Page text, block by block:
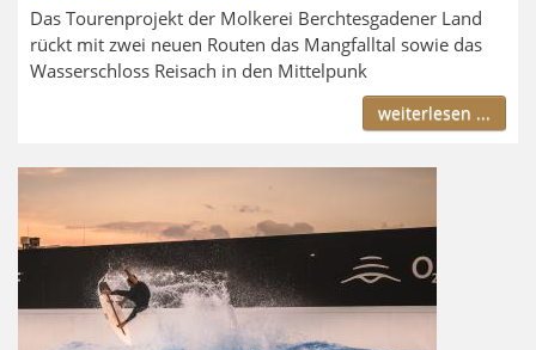
Das Tourenprojekt der Molkerei Berchtesgadener Land
rückt mit zwei neuen Routen das Mangfalltal sowie das
Wasserschloss Reisach in den Mittelpunk
weiterlesen ...